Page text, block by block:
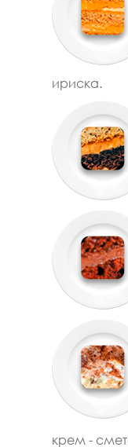
ириска.
крем -